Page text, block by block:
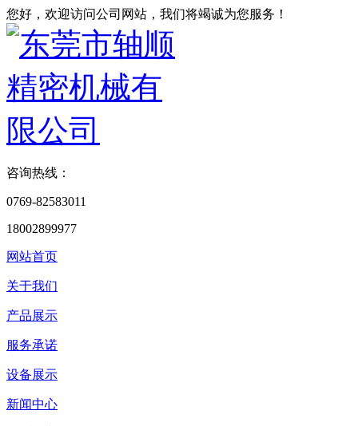
您好，欢迎访问公司网站，我们将竭诚为您服务！
咨询热线：
0769-82583011
18002899977
网站首页
关于我们
产品展示
服务承诺
设备展示
新闻中心